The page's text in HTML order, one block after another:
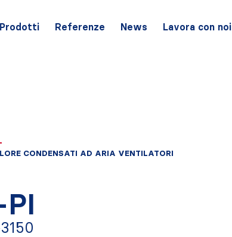
Prodotti Referenze News Lavora con noi
CONDENSATI AD ARIA VENTILATORI